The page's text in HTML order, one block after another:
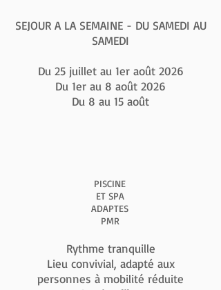
SEJOUR A LA SEMAINE - DU SAMEDI AU
SAMEDI
Du 25 juillet au 1er août 2026
Du 1er au 8 août 2026
Du 8 au 15 août
PISCINE
ET SPA
ADAPTES
PMR
Rythme tranquille
Lieu convivial, adapté aux
personnes à mobilité réduite